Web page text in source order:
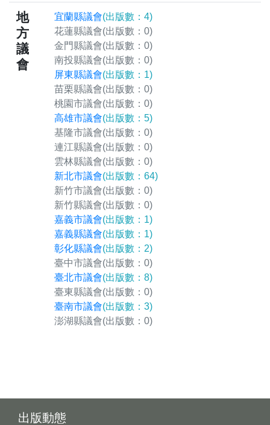
地
方
議
會
宜蘭縣議會(出版數：4)
花蓮縣議會(出版數：0)
金門縣議會(出版數：0)
南投縣議會(出版數：0)
屏東縣議會(出版數：1)
苗栗縣議會(出版數：0)
桃園市議會(出版數：0)
高雄市議會(出版數：5)
基隆市議會(出版數：0)
連江縣議會(出版數：0)
雲林縣議會(出版數：0)
新北市議會(出版數：64)
新竹市議會(出版數：0)
新竹縣議會(出版數：0)
嘉義市議會(出版數：1)
嘉義縣議會(出版數：1)
彰化縣議會(出版數：2)
臺中市議會(出版數：0)
臺北市議會(出版數：8)
臺東縣議會(出版數：0)
臺南市議會(出版數：3)
澎湖縣議會(出版數：0)
出版動態